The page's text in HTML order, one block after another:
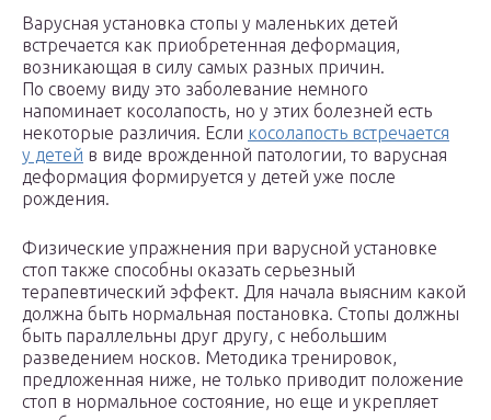
Варусная установка стопы у маленьких детей
встречается как приобретенная деформация,
возникающая в силу самых разных причин.
По своему виду это заболевание немного
напоминает косолапость, но у этих болезней есть
некоторые различия. Если косолапость встречается
у детей в виде врожденной патологии, то варусная
деформация формируется у детей уже после
рождения.
Физические упражнения при варусной установке
стоп также способны оказать серьезный
терапевтический эффект. Для начала выясним какой
должна быть нормальная постановка. Стопы должны
быть параллельны друг другу, с небольшим
разведением носков. Методика тренировок,
предложенная ниже, не только приводит положение
стоп в нормальное состояние, но еще и укрепляет